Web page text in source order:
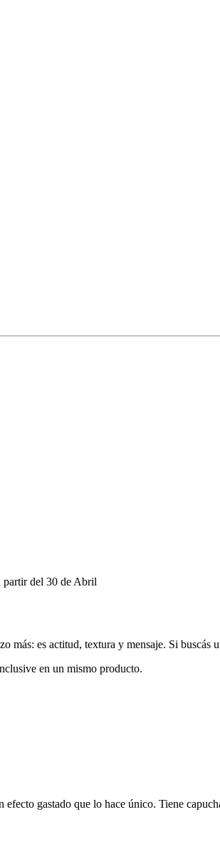
partir del 30 de Abril
más: es actitud, textura y mensaje. Si
en un mismo producto.
gastado que lo hace único. Tiene